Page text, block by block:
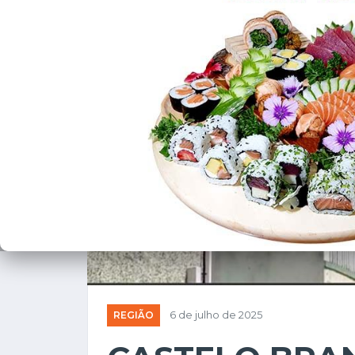
REGIÃO 6 de julho de 2025